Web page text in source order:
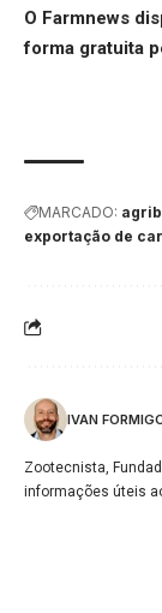
O Farmnews
forma gratuita
MARCADO:
exportação de
IVAN
Zootecnista,
informações úteis